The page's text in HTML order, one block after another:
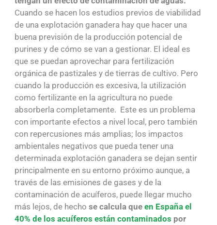
Cuando se hacen los estudios previos de viabilidad
de una explotación ganadera hay que hacer una
buena previsión de la producción potencial de
purines y de cómo se van a gestionar. El ideal es
que se puedan aprovechar para fertilización
orgánica de pastizales y de tierras de cultivo. Pero
cuando la producción es excesiva, la utilización
como fertilizante en la agricultura no puede
absorberla completamente. Este es un problema
con importante efectos a nivel local, pero también
con repercusiones más amplias; los impactos
ambientales negativos que pueda tener una
determinada explotación ganadera se dejan sentir
principalmente en su entorno próximo aunque, a
través de las emisiones de gases y de la
contaminación de acuíferos, puede llegar mucho
más lejos, de hecho se calcula que en España el
40% de los acuíferos están contaminados por